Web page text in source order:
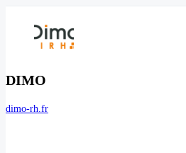
DIMO
dimo-rh.fr